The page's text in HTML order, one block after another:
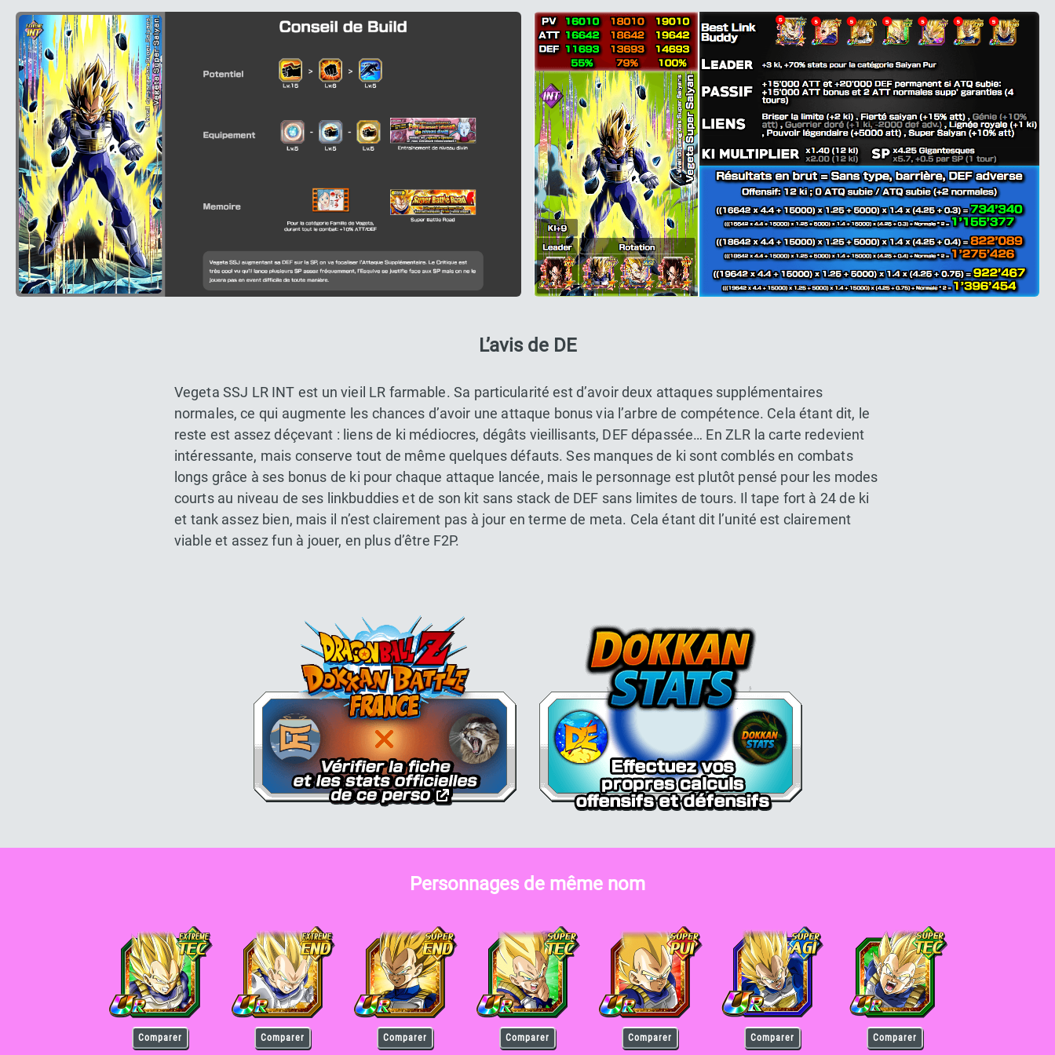
L’avis de DE
Vegeta SSJ LR INT est un vieil LR farmable. Sa particularité est d’avoir deux attaques supplémentaires
normales, ce qui augmente les chances d’avoir une attaque bonus via l’arbre de compétence. Cela étant dit, le
reste est assez déçevant : liens de ki médiocres, dégâts vieillisants, DEF dépassée… En ZLR la carte redevient
intéressante, mais conserve tout de même quelques défauts. Ses manques de ki sont comblés en combats
longs grâce à ses bonus de ki pour chaque attaque lancée, mais le personnage est plutôt pensé pour les modes
courts au niveau de ses linkbuddies et de son kit sans stack de DEF sans limites de tours. Il tape fort à 24 de ki
et tank assez bien, mais il n’est clairement pas à jour en terme de meta. Cela étant dit l’unité est clairement
viable et assez fun à jouer, en plus d’être F2P.
Dokkan Essentials x Dragon Ball Z Dokkan battle France
Personnages de même nom
Comparer
Vegeta Super Saiyan
Comparer
Vegeta Super Saiyan
Comparer
Vegeta Super Saiyan
Comparer
Vegeta Super Saiyan
Comparer
Vegeta Super Saiyan
Comparer
Vegeta Super Saiyan
Comparer
Vegeta Super Saiyan